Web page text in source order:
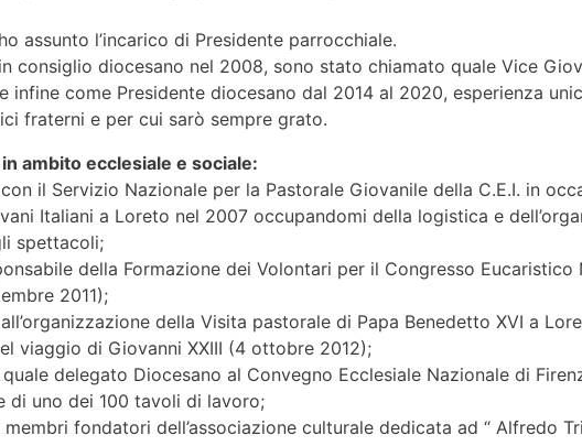
assunto l’incarico di Presidente parrocchiale.
consiglio diocesano nel 2008, sono stato chiamato quale Vice
infine come Presidente diocesano dal 2014 al 2020, esperienza
fraterni e per cui sarò sempre grato.
ambito ecclesiale e sociale:
il Servizio Nazionale per la Pastorale Giovanile della C.E.I. in
Italiani a Loreto nel 2007 occupandomi della logistica e
spettacoli;
della Formazione dei Volontari per il Congresso Eucaristico
2011);
della Visita pastorale di Papa Benedetto XVI a
viaggio di Giovanni XXIII (4 ottobre 2012);
delegato Diocesano al Convegno Ecclesiale Nazionale di
di uno dei 100 tavoli di lavoro;
fondatori dell’associazione culturale dedicata ad “ Alfredo